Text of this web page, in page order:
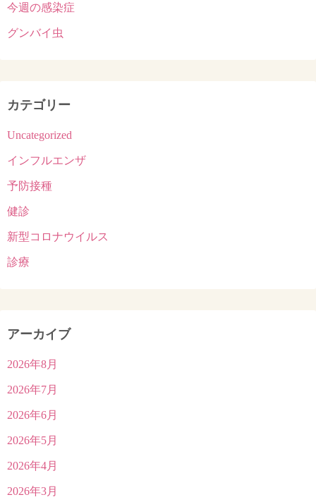
今週の感染症
グンバイ虫
カテゴリー
Uncategorized
インフルエンザ
予防接種
健診
新型コロナウイルス
診療
アーカイブ
2026年8月
2026年7月
2026年6月
2026年5月
2026年4月
2026年3月